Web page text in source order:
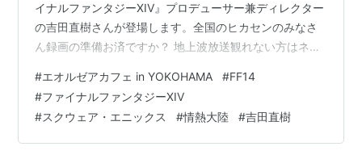
イナルファンタジーXIV』プロデューサー兼ディレクター
の吉田直樹さんが登場します。全国のヒカセンのみなさ
ん録画の準備お済ですか？ 地上波放送観れない方はネッ
しておきますね。そして！現在、横浜・京都・名古屋に
て期間限定でエオルゼアカフェが開催中です。他店も気
になる所ですが、わたくし東京在住なので近場の横浜店
へ行って来ました。過去のアーカイブ記事にもあります
#エオルゼアカフェ in YOKOHAMA #FF14
#ファイナルファンタジーXIV
#スクウェア・エニックス #情熱大陸 #吉田直樹